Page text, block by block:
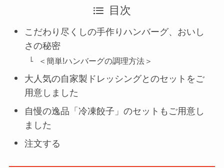
目次
こだわり尽くしの手作りハンバーグ、おいし
さの秘密
＜簡単!ハンバーグの調理方法＞
大人気の自家製ドレッシングとのセットをご
用意しました
自慢の逸品「冷凍餃子」のセットもご用意し
ました
注文する